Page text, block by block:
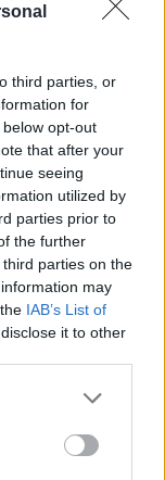
third parties, or
for
opt-out
that after your
seeing
utilized by
parties prior to
the further
parties on the
may
IAB’s List of
it to other
saldría,me ha
algo mas,la
meterle mano y
S4 a ver i hay
tengo está algo